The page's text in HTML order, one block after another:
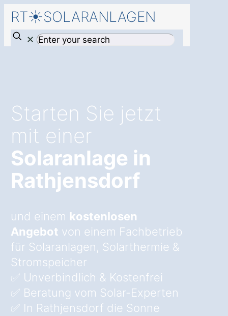
RT☀️SOLARANLAGEN
✕
Starten Sie jetzt
mit einer
Solaranlage in
Rathjensdorf
und einem kostenlosen
Angebot von einem Fachbetrieb
für Solaranlagen, Solarthermie &
Stromspeicher
✅ Unverbindlich & Kostenfrei
✅ Beratung vom Solar-Experten
✅ In Rathjensdorf die Sonne